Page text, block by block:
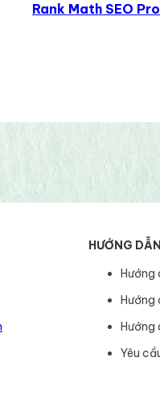
Rank Math SEO
HƯỚNG DẪN
Hướng
Hướng
Hướng
Yêu